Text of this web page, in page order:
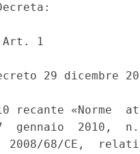
Art. 1
29 dicembre
recante «Norme
2010,  n.
68/CE,